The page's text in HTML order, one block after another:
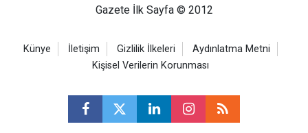
Gazete İlk Sayfa © 2012
Künye İletişim Gizlilik İlkeleri
Aydınlatma Metni
Kişisel Verilerin Korunması